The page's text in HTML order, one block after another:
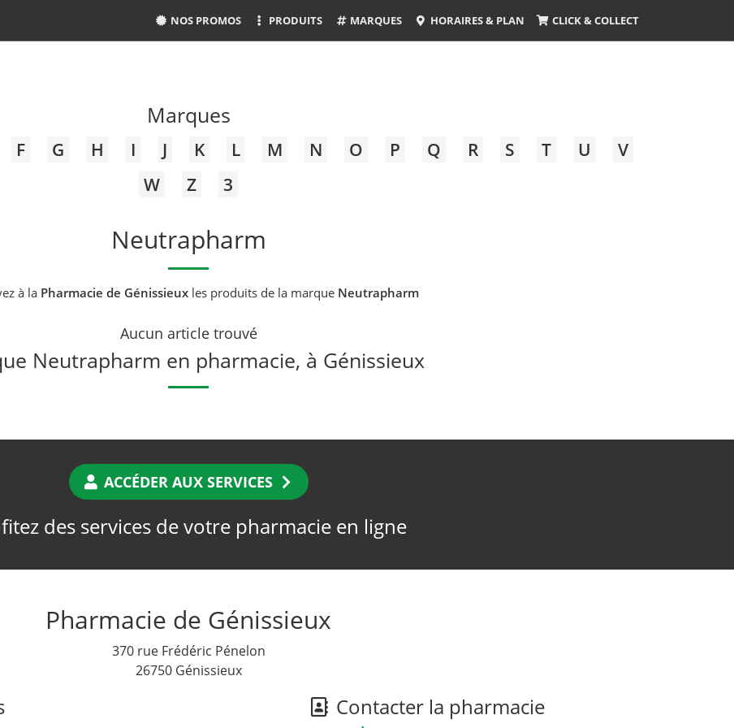
NOS PROMOS PRODUITS MARQUES HORAIRES & PLAN CLICK & COLLECT
Marques
F G H I J K L M N O P Q R S T U
V
W
Z 3
Neutrapharm
à la Pharmacie de Génissieuxles produits de la marque Neutrapharm
Aucun article trouvé
Neutrapharm en pharmacie, à Génissieux
ACCÉDER AUX SERVICES
des services de votre pharmacie en ligne
Pharmacie de Génissieux
370 rue Frédéric Pénelon
26750 Génissieux
Contacter la pharmacie